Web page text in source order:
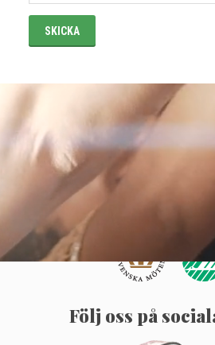
Vidbynäs Gård
155 91
Följ oss på